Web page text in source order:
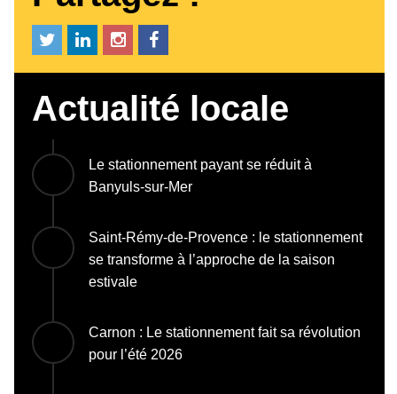
Actualité locale
Le stationnement payant se réduit à
Banyuls-sur-Mer
Saint-Rémy-de-Provence : le stationnement
se transforme à l’approche de la saison
estivale
Carnon : Le stationnement fait sa révolution
pour l’été 2026